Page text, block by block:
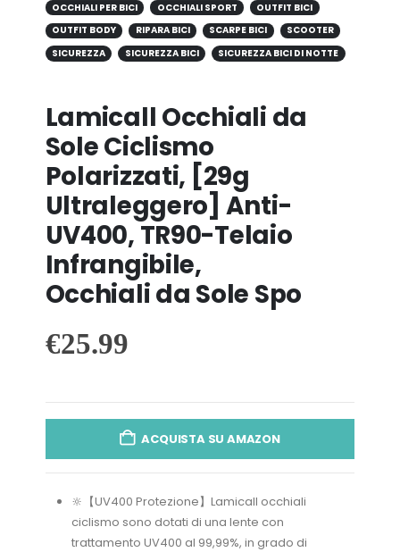
OCCHIALI PER BICI
OCCHIALI SPORT
OUTFIT BICI
OUTFIT BODY
RIPARA BICI SCARPE BICI
SCOOTER
SICUREZZA
SICUREZZA BICI SICUREZZA BICI DI NOTTE
Lamicall Occhiali da
Sole Ciclismo
Polarizzati, [29g
Ultraleggero] Anti-
UV400, TR90-Telaio
Infrangibile,
Occhiali da Sole Spo
€25.99
ACQUISTA SU AMAZON
🔆【UV400 Protezione】Lamicall occhiali
ciclismo sono dotati di una lente con
trattamento UV400 al 99,99%, in grado di